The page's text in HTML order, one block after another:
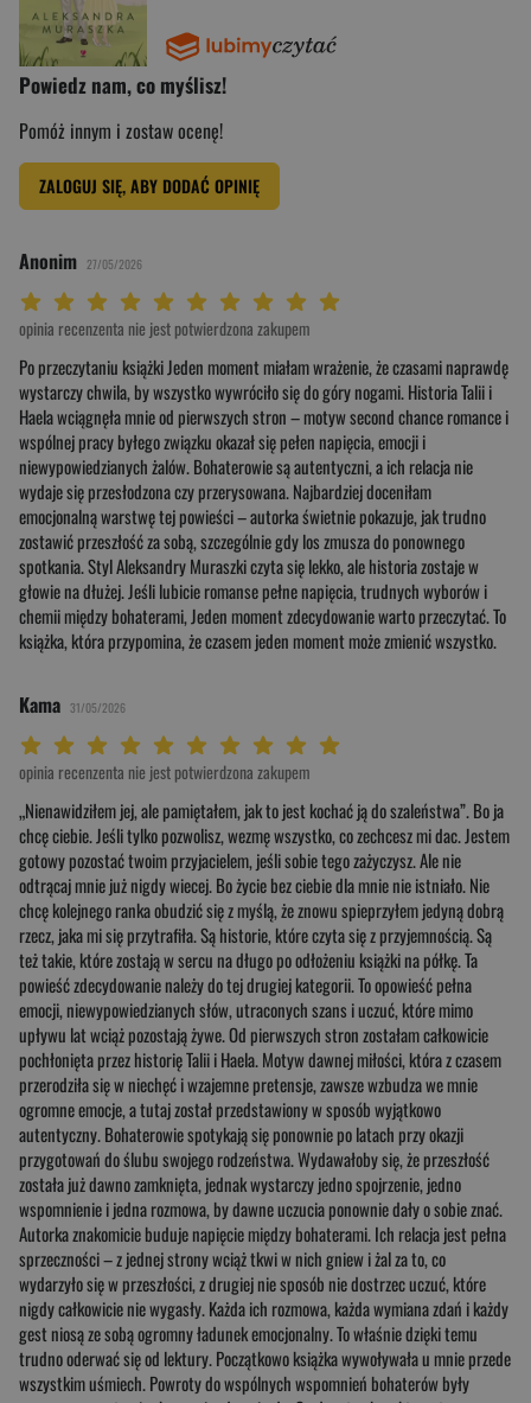
Powiedz nam, co myślisz!
Pomóż innym i zostaw ocenę!
ZALOGUJ SIĘ, ABY DODAĆ OPINIĘ
Anonim 27/05/2026
Twoja ocena: Arcydzieło 10/10"
Twoja ocena: Wybitna 9/10"
Twoja ocena: Rewelacyjna 8/10"
Twoja ocena: Bardzo dobra 7/10"
Twoja ocena: Dobra 6/10"
Twoja ocena: Przeciętna 5/10"
Twoja ocena: Może być 4/10"
Twoja ocena: Słaba 3/10"
Twoja ocena: Bardzo słaba 2/10"
Twoja ocena: Beznadziejna 1/10"
opinia recenzenta nie jest potwierdzona zakupem
Po przeczytaniu książki Jeden moment miałam wrażenie, że czasami naprawdę
wystarczy chwila, by wszystko wywróciło się do góry nogami. Historia Talii i
Haela wciągnęła mnie od pierwszych stron – motyw second chance romance i
wspólnej pracy byłego związku okazał się pełen napięcia, emocji i
niewypowiedzianych żalów. Bohaterowie są autentyczni, a ich relacja nie
wydaje się przesłodzona czy przerysowana. Najbardziej doceniłam
emocjonalną warstwę tej powieści – autorka świetnie pokazuje, jak trudno
zostawić przeszłość za sobą, szczególnie gdy los zmusza do ponownego
spotkania. Styl Aleksandry Muraszki czyta się lekko, ale historia zostaje w
głowie na dłużej. Jeśli lubicie romanse pełne napięcia, trudnych wyborów i
chemii między bohaterami, Jeden moment zdecydowanie warto przeczytać. To
książka, która przypomina, że czasem jeden moment może zmienić wszystko.
Kama 31/05/2026
Twoja ocena: Arcydzieło 10/10"
Twoja ocena: Wybitna 9/10"
Twoja ocena: Rewelacyjna 8/10"
Twoja ocena: Bardzo dobra 7/10"
Twoja ocena: Dobra 6/10"
Twoja ocena: Przeciętna 5/10"
Twoja ocena: Może być 4/10"
Twoja ocena: Słaba 3/10"
Twoja ocena: Bardzo słaba 2/10"
Twoja ocena: Beznadziejna 1/10"
opinia recenzenta nie jest potwierdzona zakupem
„Nienawidziłem jej, ale pamiętałem, jak to jest kochać ją do szaleństwa”. Bo ja
chcę ciebie. Jeśli tylko pozwolisz, wezmę wszystko, co zechcesz mi dac. Jestem
gotowy pozostać twoim przyjacielem, jeśli sobie tego zażyczysz. Ale nie
odtrącaj mnie już nigdy wiecej. Bo życie bez ciebie dla mnie nie istniało. Nie
chcę kolejnego ranka obudzić się z myślą, że znowu spieprzyłem jedyną dobrą
rzecz, jaka mi się przytrafiła. Są historie, które czyta się z przyjemnością. Są
też takie, które zostają w sercu na długo po odłożeniu książki na półkę. Ta
powieść zdecydowanie należy do tej drugiej kategorii. To opowieść pełna
emocji, niewypowiedzianych słów, utraconych szans i uczuć, które mimo
upływu lat wciąż pozostają żywe. Od pierwszych stron zostałam całkowicie
pochłonięta przez historię Talii i Haela. Motyw dawnej miłości, która z czasem
przerodziła się w niechęć i wzajemne pretensje, zawsze wzbudza we mnie
ogromne emocje, a tutaj został przedstawiony w sposób wyjątkowo
autentyczny. Bohaterowie spotykają się ponownie po latach przy okazji
przygotowań do ślubu swojego rodzeństwa. Wydawałoby się, że przeszłość
została już dawno zamknięta, jednak wystarczy jedno spojrzenie, jedno
wspomnienie i jedna rozmowa, by dawne uczucia ponownie dały o sobie znać.
Autorka znakomicie buduje napięcie między bohaterami. Ich relacja jest pełna
sprzeczności – z jednej strony wciąż tkwi w nich gniew i żal za to, co
wydarzyło się w przeszłości, z drugiej nie sposób nie dostrzec uczuć, które
nigdy całkowicie nie wygasły. Każda ich rozmowa, każda wymiana zdań i każdy
gest niosą ze sobą ogromny ładunek emocjonalny. To właśnie dzięki temu
trudno oderwać się od lektury. Początkowo książka wywoływała u mnie przede
wszystkim uśmiech. Powroty do wspólnych wspomnień bohaterów były